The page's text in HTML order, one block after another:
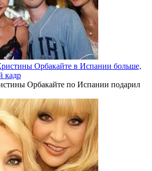
Орбакайте в Испании больше,
кадр
Орбакайте по Испании подарил